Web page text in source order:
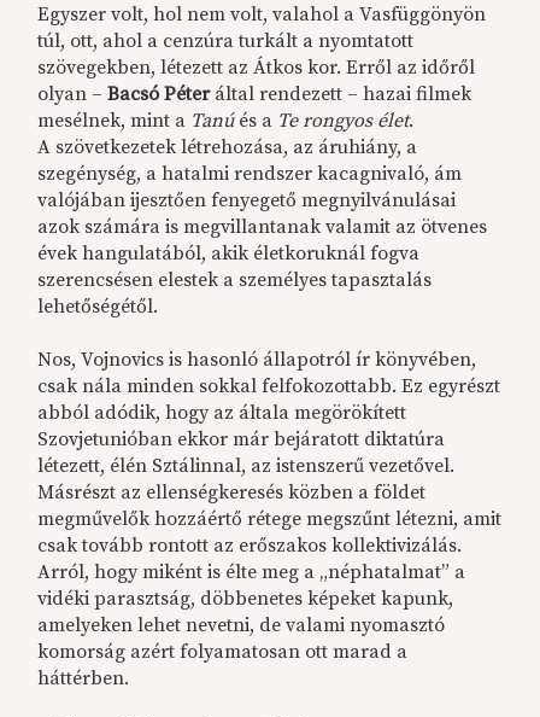
Egyszer volt, hol nem volt, valahol a Vasfüggönyön
túl, ott, ahol a cenzúra turkált a nyomtatott
szövegekben, létezett az Átkos kor. Erről az időről
olyan –Bacsó Péter által rendezett – hazai filmek
mesélnek, mint a Tanúés a Te rongyos élet.
A szövetkezetek létrehozása, az áruhiány, a
szegénység, a hatalmi rendszer kacagnivaló, ám
valójában ijesztően fenyegető megnyilvánulásai
azok számára is megvillantanak valamit az ötvenes
évek hangulatából, akik életkoruknál fogva
szerencsésen elestek a személyes tapasztalás
lehetőségétől.
Nos, Vojnovics is hasonló állapotról ír könyvében,
csak nála minden sokkal felfokozottabb. Ez egyrészt
abból adódik, hogy az általa megörökített
Szovjetunióban ekkor már bejáratott diktatúra
létezett, élén Sztálinnal, az istenszerű vezetővel.
Másrészt az ellenségkeresés közben a földet
megművelők hozzáértő rétege megszűnt létezni, amit
csak tovább rontott az erőszakos kollektivizálás.
Arról, hogy miként is élte meg a „néphatalmat” a
vidéki parasztság, döbbenetes képeket kapunk,
amelyeken lehet nevetni, de valami nyomasztó
komorság azért folyamatosan ott marad a
háttérben.